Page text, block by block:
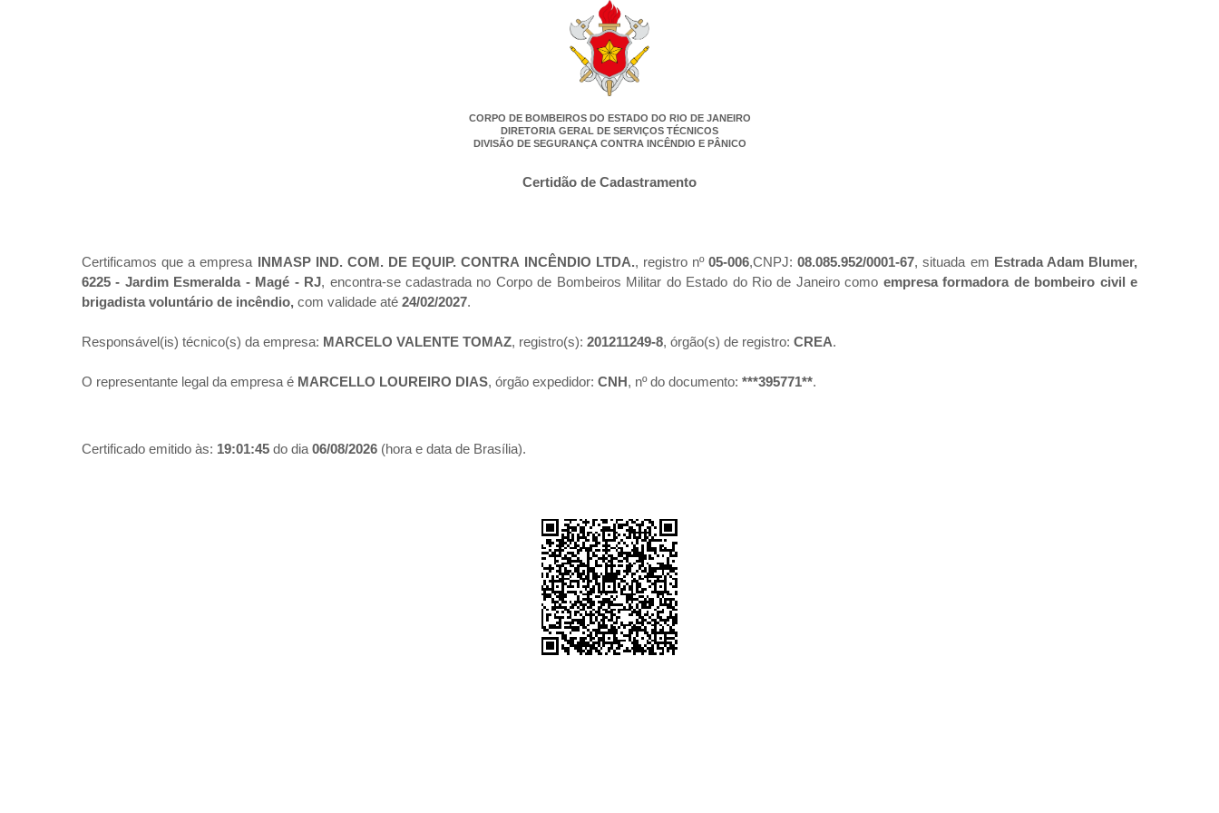
CORPO DE BOMBEIROS DO ESTADO DO RIO DE JANEIRO
DIRETORIA GERAL DE SERVIÇOS TÉCNICOS
DIVISÃO DE SEGURANÇA CONTRA INCÊNDIO E PÂNICO
Certidão de Cadastramento
Certificamos que a empresa INMASP IND. COM. DE EQUIP. CONTRA INCÊNDIO LTDA., registro nº05-006,CNPJ:08.085.952/0001-67, situada em Estrada Adam Blumer,
6225 - Jardim Esmeralda - Magé - RJ, encontra-se cadastrada no Corpo de Bombeiros Militar do Estado do Rio de Janeiro como empresa formadora de bombeiro civil e
brigadista voluntário de incêndio, com validade até 24/02/2027.
Responsável(is) técnico(s) da empresa: MARCELO VALENTE TOMAZ, registro(s): 201211249-8, órgão(s) de registro: CREA.
O representante legal da empresa é MARCELLO LOUREIRO DIAS, órgão expedidor: CNH, nº do documento: ***395771**.
Certificado emitido às: 19:01:45 do dia 06/08/2026 (hora e data de Brasília).